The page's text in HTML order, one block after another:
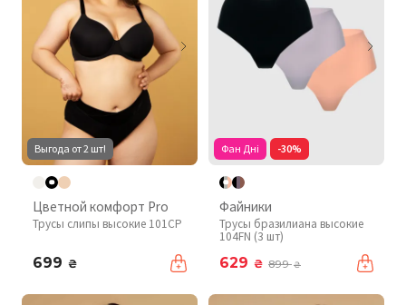
Выгода от 2 шт!
Цветной комфорт Pro
Трусы слипы высокие 101CP
699 ₴
Фан Дні -30%
Файники
Трусы бразилиана высокие
104FN (3 шт)
629 ₴ 899₴